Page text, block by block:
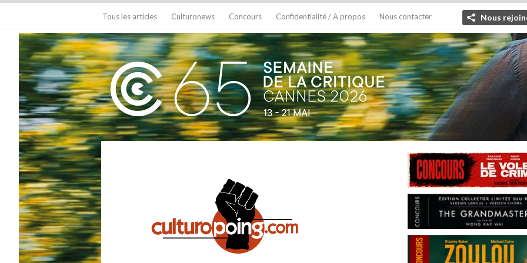
Tous les articles Culturonews Concours Confidentialité / A propos Nous contacter Nous